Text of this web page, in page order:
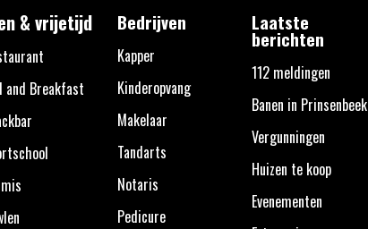
& vrijetijd
and Breakfast
Bedrijven
Kapper
Kinderopvang
Makelaar
Tandarts
Notaris
Pedicure
Laatste
berichten
112 meldingen
Banen in Prinsenbeek
Vergunningen
Huizen te koop
Evenementen